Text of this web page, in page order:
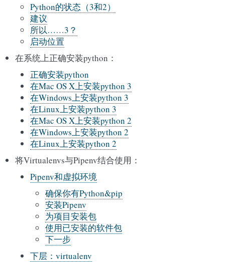
Python的状态（3和2）
建议
所以……3？
启动位置
在系统上正确安装python：
正确安装python
在Mac OS X上安装python 3
在Windows上安装python 3
在Linux上安装python 3
在Mac OS X上安装python 2
在Windows上安装python 2
在Linux上安装python 2
将Virtualenvs与Pipenv结合使用：
Pipenv和虚拟环境
确保你有Python&pip
安装Pipenv
为项目安装包
使用已安装的软件包
下一步
下层：virtualenv